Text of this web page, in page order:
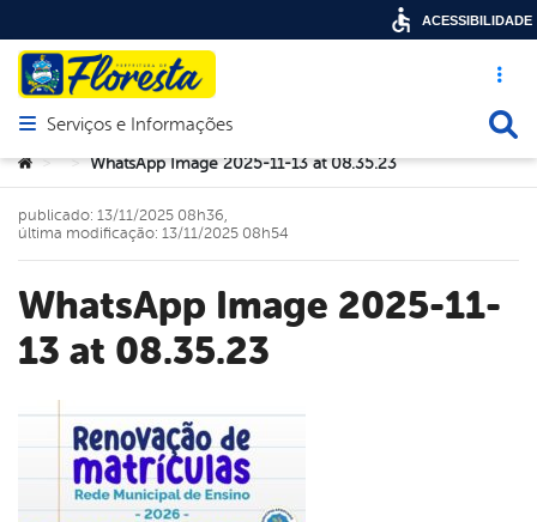
Acesso
Abrir menu principal de navegação
Serviços e Informações
Você está aqui:
> > WhatsApp Image 2025-11-13 at 08.35.23
WhatsApp Image 2025-11-
13 at 08.35.23
publicado: 13/11/2025 08h36,
última modificação: 13/11/2025 08h54
ACESSIBILIDADE